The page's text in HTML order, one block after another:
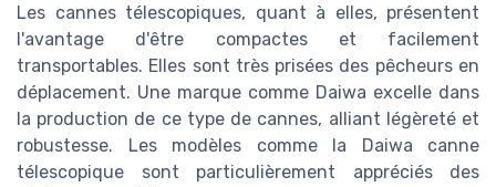
Les cannes télescopiques, quant à elles, présentent
l'avantage d'être compactes et facilement
transportables. Elles sont très prisées des pêcheurs en
déplacement. Une marque comme Daiwa excelle dans
la production de ce type de cannes, alliant légèreté et
robustesse. Les modèles comme la Daiwa canne
télescopique sont particulièrement appréciés des